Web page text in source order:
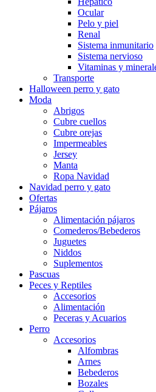
Ocular
Pelo y piel
Renal
Sistema inmunitario
Sistema nervioso
Vitaminas y
Transporte
Halloween perro y gato
Moda
Abrigos
Cubre cuellos
Cubre orejas
Impermeables
Jersey
Manta
Ropa Navidad
Navidad perro y gato
Ofertas
Pájaros
Alimentación pájaros
Comederos/Bebederos
Juguetes
Niddos
Suplementos
Pascuas
Peces y Reptiles
Accesorios
Alimentación
Peceras y Acuarios
Perro
Accesorios
Alfombras
Arnes
Bebederos
Bozales